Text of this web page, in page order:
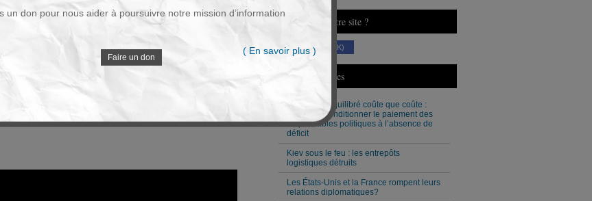
Mai 2025 - 20h45
Vous aimez notre site ?
(230 K)
Derniers Articles
Un budget équilibré coûte que coûte :
Milei veut conditionner le paiement des
responsables politiques à l’absence de
déficit
Kiev sous le feu : les entrepôts
logistiques détruits
Les États-Unis et la France rompent leurs
relations diplomatiques?
un don pour nous aider à poursuivre notre mission d’information
Faire un don
( En savoir plus )